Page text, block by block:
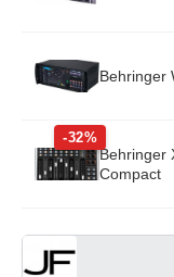
Behringer
-32%
Behringer
Compact